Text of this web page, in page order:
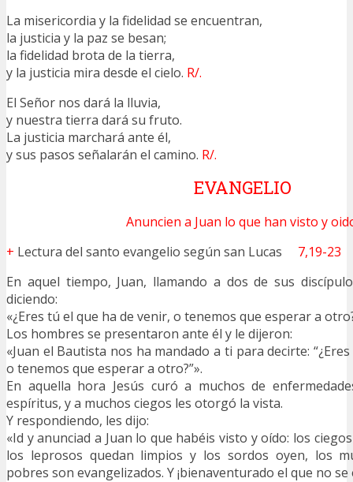
La misericordia y la fidelidad se encuentran,
la justicia y la paz se besan;
la fidelidad brota de la tierra,
y la justicia mira desde el cielo. R/.
El Señor nos dará la lluvia,
y nuestra tierra dará su fruto.
La justicia marchará ante él,
y sus pasos señalarán el camino. R/.
EVANGELIO
Anuncien a Juan lo que han visto y
+ Lectura del santo evangelio según san Lucas 7,19-23
En aquel tiempo, Juan, llamando a dos de sus
diciendo:
«¿Eres tú el que ha de venir, o tenemos que esperar a
Los hombres se presentaron ante él y le dijeron:
«Juan el Bautista nos ha mandado a ti para decirte:
o tenemos que esperar a otro?”».
En aquella hora Jesús curó a muchos de
espíritus, y a muchos ciegos les otorgó la vista.
Y respondiendo, les dijo:
«Id y anunciad a Juan lo que habéis visto y oído: los
los leprosos quedan limpios y los sordos oyen, los
pobres son evangelizados. Y ¡bienaventurado el que no se